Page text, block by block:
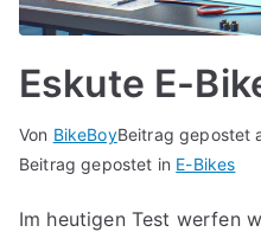
Eskute E-
Von BikeBoyBeitrag gepostet
Beitrag gepostet in E-Bikes
Im heutigen Test werfen